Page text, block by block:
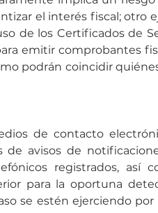
el interés fiscal; otro
de los Certificados de
emitir comprobantes
podrán coincidir
de contacto
de avisos de
registrados, así
para la oportuna
se estén ejerciendo por